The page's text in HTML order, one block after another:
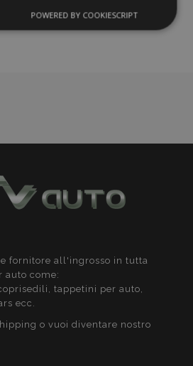
lista
fornitore all'ingrosso in tutta
auto come:
tappetini per auto,
ecc.
o vuoi diventare nostro
Performance
necessari
Performance
Funzionalità
necessari consentono le
del sito web come l'accesso
dell'account. Il sito web
correttamente senza i
necessari.
POWERED BY COOKIESCRIPT